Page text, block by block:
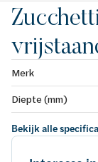
Merk
Diepte (mm)
Bekijk alle